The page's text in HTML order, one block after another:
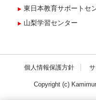
東日本教育サポートセ
山梨学習センター
個人情報保護方針
Copyright (c)